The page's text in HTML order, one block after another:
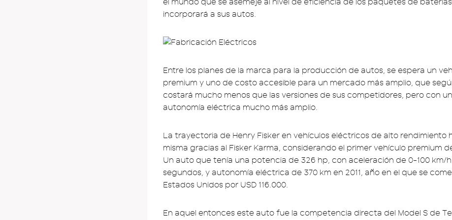
el mundo que se asemeje al nivel de eficiencia de los paquetes de
incorporará a sus autos.
Entre los planes de la marca para la producción de autos, se espera un
premium y uno de costo accesible para un mercado más amplio, que
costará mucho menos que las versiones de sus competidores, pero con
autonomía eléctrica mucho más amplio.
La trayectoria de Henry Fisker en vehículos eléctricos de alto rendimiento
misma gracias al Fisker Karma, considerando el primer vehículo premium
Un auto que tenía una potencia de 326 hp, con aceleración de 0-100 km/h
segundos, y autonomía eléctrica de 370 km en 2011, año en el que se
Estados Unidos por USD 116.000.
En aquel entonces este auto fue la competencia directa del Model S de